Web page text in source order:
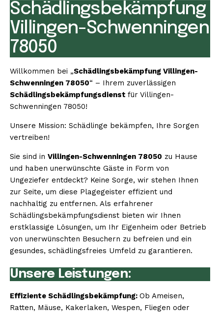
Schädlingsbekämpfung
Villingen-Schwenningen
78050
Willkommen bei „Schädlingsbekämpfung Villingen-
Schwenningen 78050“ – Ihrem zuverlässigen
Schädlingsbekämpfungsdienst für Villingen-
Schwenningen 78050!
Unsere Mission: Schädlinge bekämpfen, Ihre Sorgen
vertreiben!
Sie sind in Villingen-Schwenningen 78050 zu Hause
und haben unerwünschte Gäste in Form von
Ungeziefer entdeckt? Keine Sorge, wir stehen Ihnen
zur Seite, um diese Plagegeister effizient und
nachhaltig zu entfernen. Als erfahrener
Schädlingsbekämpfungsdienst bieten wir Ihnen
erstklassige Lösungen, um Ihr Eigenheim oder Betrieb
von unerwünschten Besuchern zu befreien und ein
gesundes, schädlingsfreies Umfeld zu garantieren.
Unsere Leistungen:
Effiziente Schädlingsbekämpfung: Ob Ameisen,
Ratten, Mäuse, Kakerlaken, Wespen, Fliegen oder